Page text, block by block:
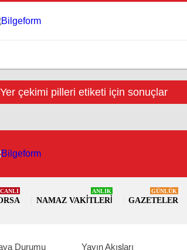
Yer çekimi pilleri etiketi için sonuçlar
CANLI
NAMAZ VAKITLERI
ANLIK
GAZETELER
GÜNLÜK
Durumu
Yayın Akışları